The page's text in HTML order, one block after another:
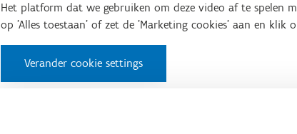
Het platform dat we gebruiken om deze video af te spelen
op 'Alles toestaan' of zet de 'Marketing cookies' aan en klik
Verander cookie settings